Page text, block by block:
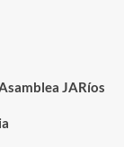
JARíos